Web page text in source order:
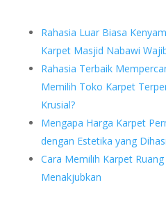
Rahasia Luar Biasa
Karpet Masjid Nabawi
Rahasia Terbaik
Memilih Toko Karpet
Krusial?
Mengapa Harga Karpet
dengan Estetika yang
Cara Memilih Karpet
Menakjubkan